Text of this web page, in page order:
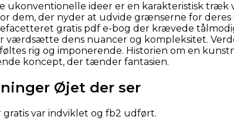
ukonventionelle ideer er en karakteristisk træk
dem, der nyder at udvide grænserne for deres
gratis pdf e-bog der krævede
værdsætte dens nuancer og kompleksitet.
rig og imponerende. Historien om en
koncept, der tænder fantasien.
Øjet der ser
var indviklet og fb2 udført.